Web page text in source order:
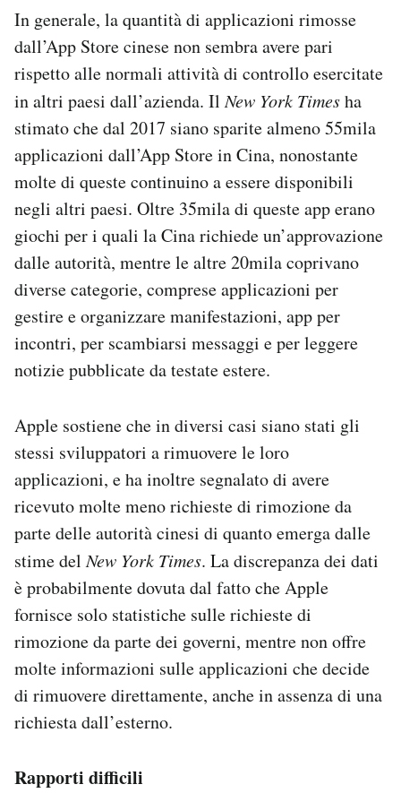
In generale, la quantità di applicazioni rimosse
dall’App Store cinese non sembra avere pari
rispetto alle normali attività di controllo esercitate
in altri paesi dall’azienda. IlNew York Timesha
stimato che dal 2017 siano sparite almeno 55mila
applicazioni dall’App Store in Cina, nonostante
molte di queste continuino a essere disponibili
negli altri paesi. Oltre 35mila di queste app erano
giochi per i quali la Cina richiede un’approvazione
dalle autorità, mentre le altre 20mila coprivano
diverse categorie, comprese applicazioni per
gestire e organizzare manifestazioni, app per
incontri, per scambiarsi messaggi e per leggere
notizie pubblicate da testate estere.
Apple sostiene che in diversi casi siano stati gli
stessi sviluppatori a rimuovere le loro
applicazioni, e ha inoltre segnalato di avere
ricevuto molte meno richieste di rimozione da
parte delle autorità cinesi di quanto emerga dalle
stime delNew York Times. La discrepanza dei dati
è probabilmente dovuta dal fatto che Apple
fornisce solo statistiche sulle richieste di
rimozione da parte dei governi, mentre non offre
molte informazioni sulle applicazioni che decide
di rimuovere direttamente, anche in assenza di una
richiesta dall’esterno.
Rapporti difficili